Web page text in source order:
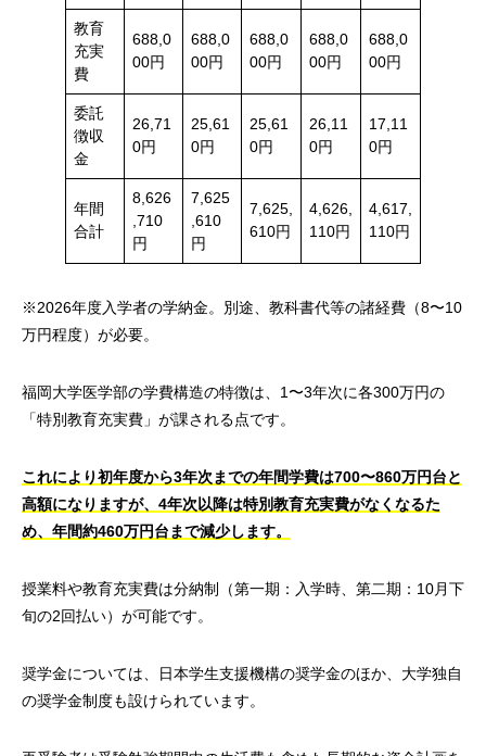
教育
充実
費
688,0
00円
688,0
00円
688,0
00円
688,0
00円
688,0
00円
委託
徴収
金
26,71
0円
25,61
0円
25,61
0円
26,11
0円
17,11
0円
年間
合計
8,626
,710
円
7,625
,610
円
7,625,
610円
4,626,
110円
4,617,
110円
※2026年度入学者の学納金。別途、教科書代等の諸経費（8〜10
万円程度）が必要。
福岡大学医学部の学費構造の特徴は、1〜3年次に各300万円の
「特別教育充実費」が課される点です。
これにより初年度から3年次までの年間学費は700〜860万円台と
高額になりますが、4年次以降は特別教育充実費がなくなるた
め、年間約460万円台まで減少します。
授業料や教育充実費は分納制（第一期：入学時、第二期：10月下
旬の2回払い）が可能です。
奨学金については、日本学生支援機構の奨学金のほか、大学独自
の奨学金制度も設けられています。